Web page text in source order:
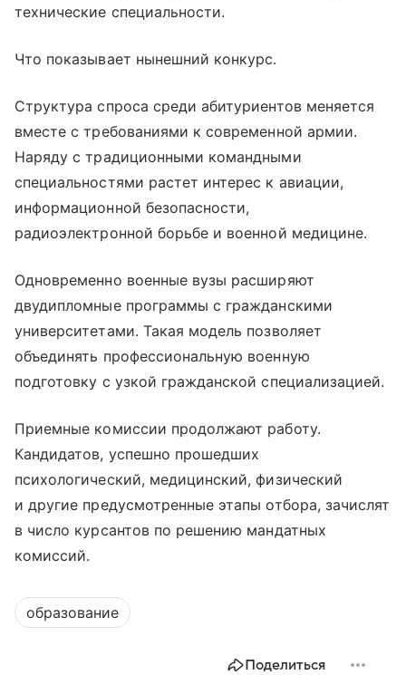
технические специальности.
Что показывает нынешний конкурс.
Структура спроса среди абитуриентов меняется
вместе с требованиями к современной армии.
Наряду с традиционными командными
специальностями растет интерес к авиации,
информационной безопасности,
радиоэлектронной борьбе и военной медицине.
Одновременно военные вузы расширяют
двудипломные программы с гражданскими
университетами. Такая модель позволяет
объединять профессиональную военную
подготовку с узкой гражданской специализацией.
Приемные комиссии продолжают работу.
Кандидатов, успешно прошедших
психологический, медицинский, физический
и другие предусмотренные этапы отбора, зачислят
в число курсантов по решению мандатных
комиссий.
образование
Поделиться